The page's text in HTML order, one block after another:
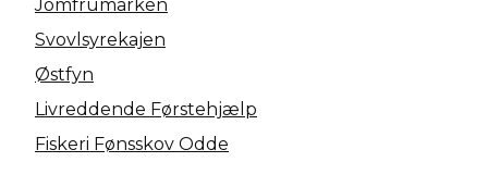
Jomfrumarken
Svovlsyrekajen
Østfyn
Livreddende Førstehjælp
Fiskeri Fønsskov Odde